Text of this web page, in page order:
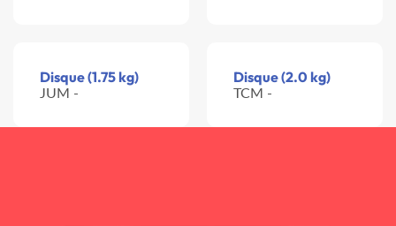
Disque (1.75 kg)
JUM -
Disque (2.0 kg)
TCM -